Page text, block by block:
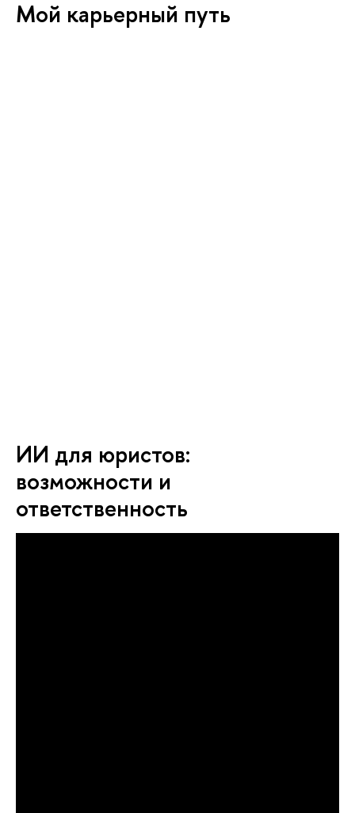
Мой карьерный путь
ИИ для юристов:
возможности и
ответственность